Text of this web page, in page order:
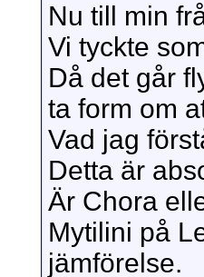
Nu till min
Vi tyckte
Då det går
ta form om
Vad jag
Detta är
Är Chora
Mytilini på
jämförelse.